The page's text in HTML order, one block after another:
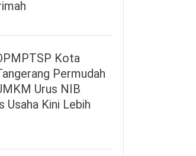
Kota
Permudah
Urus NIB
Usaha Kini Lebih